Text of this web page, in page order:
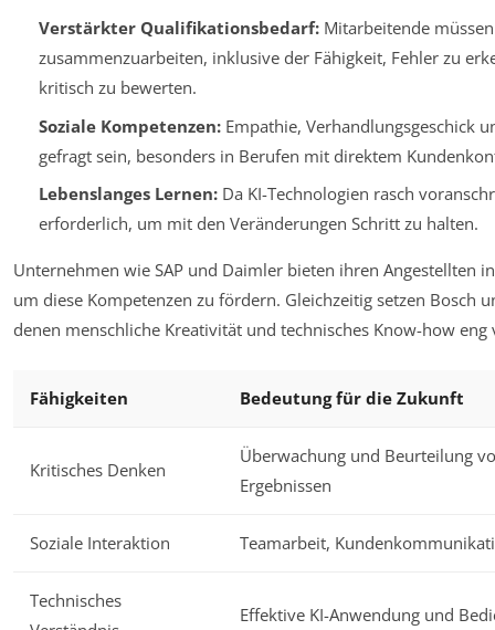
Verstärkter Qualifikationsbedarf:Mitarbeitende
zusammenzuarbeiten, inklusive der Fähigkeit, Fehler zu
kritisch zu bewerten.
Soziale Kompetenzen:Empathie, Verhandlungsgeschick
gefragt sein, besonders in Berufen mit direktem
Lebenslanges Lernen:Da KI-Technologien rasch
erforderlich, um mit den Veränderungen Schritt zu halten.
Unternehmen wie SAP und Daimler bieten ihren Angestellten
um diese Kompetenzen zu fördern. Gleichzeitig setzen Bosch
denen menschliche Kreativität und technisches Know-how
Fähigkeiten Bedeutung für die Zukunft
Kritisches Denken
Überwachung und Beurteilung
Ergebnissen
Soziale Interaktion Teamarbeit,
Technisches
Effektive KI-Anwendung und